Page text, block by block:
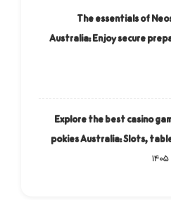
The essentials of
Australia: Enjoy secure
Explore the best casino
pokies Australia: Slots,